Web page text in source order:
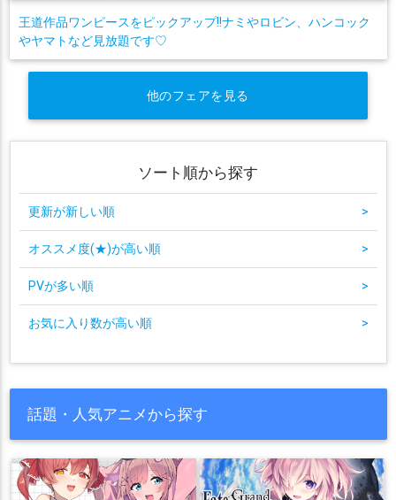
王道作品ワンピースをピックアップ!!ナミやロビン、ハンコック
やヤマトなど見放題です♡
他のフェアを見る
ソート順から探す
更新が新しい順 >
オススメ度(★)が高い順 >
PVが多い順 >
お気に入り数が高い順 >
話題・人気アニメから探す